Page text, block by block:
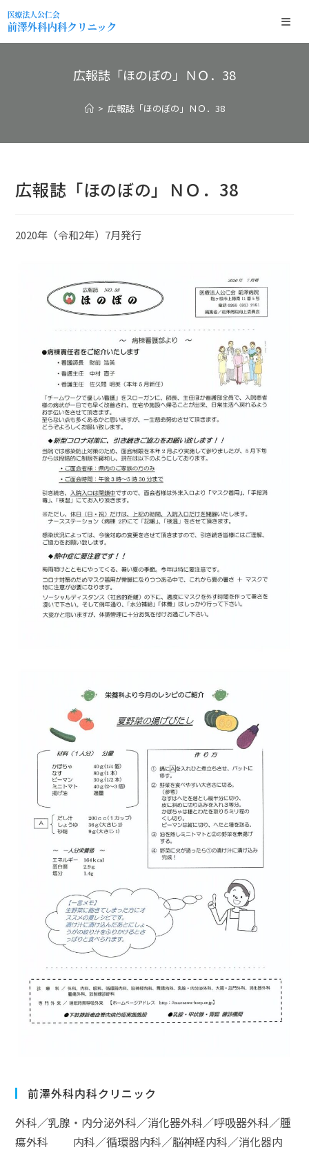
広報誌「ほのぼの」ＮＯ．38
> 広報誌「ほのぼの」ＮＯ．38
広報誌「ほのぼの」ＮＯ．38
2020年（令和2年）7月発行
前澤外科内科クリニック
外科／乳腺・内分泌外科／消化器外科／呼吸器外科／腫
瘍外科 内科／循環器内科／脳神経内科／消化器内